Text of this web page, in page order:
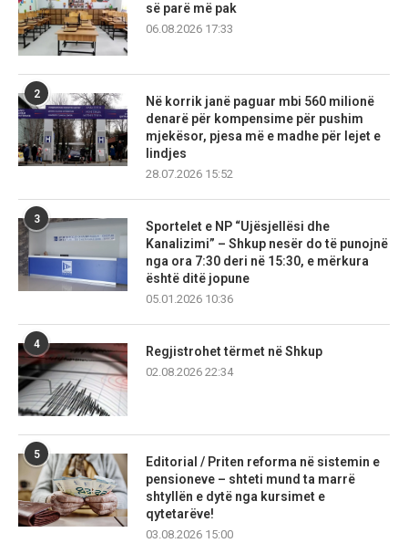
së parë më pak
06.08.2026 17:33
2
Në korrik janë paguar mbi 560 milionë
denarë për kompensime për pushim
mjekësor, pjesa më e madhe për lejet e
lindjes
28.07.2026 15:52
3
Sportelet e NP “Ujësjellësi dhe
Kanalizimi” – Shkup nesër do të punojnë
nga ora 7:30 deri në 15:30, e mërkura
është ditë jopune
05.01.2026 10:36
4
Regjistrohet tërmet në Shkup
02.08.2026 22:34
5
Editorial / Priten reforma në sistemin e
pensioneve – shteti mund ta marrë
shtyllën e dytë nga kursimet e
qytetarëve!
03.08.2026 15:00